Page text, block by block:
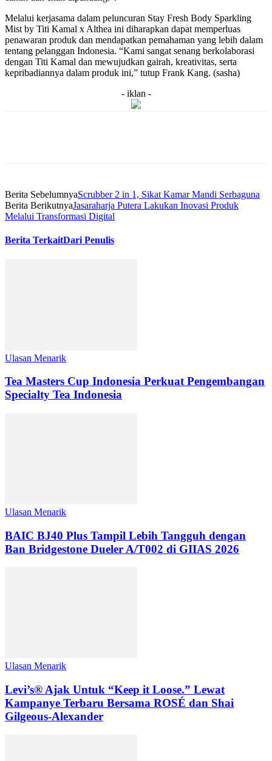
Melalui kerjasama dalam peluncuran Stay Fresh Body Sparkling
Mist by Titi Kamal x Althea ini diharapkan dapat memperluas
penawaran produk dan mendapatkan pemahaman yang lebih dalam
tentang pelanggan Indonesia. “Kami sangat senang berkolaborasi
dengan Titi Kamal dan mewujudkan gairah, kreativitas, serta
kepribadiannya dalam produk ini,” tutup Frank Kang. (sasha)
- iklan -
Berita SebelumnyaScrubber 2 in 1, Sikat Kamar Mandi Serbaguna
Berita BerikutnyaJasaraharja Putera Lakukan Inovasi Produk
Melalui Transformasi Digital
Berita TerkaitDari Penulis
Ulasan Menarik
Tea Masters Cup Indonesia Perkuat Pengembangan
Specialty Tea Indonesia
Ulasan Menarik
BAIC BJ40 Plus Tampil Lebih Tangguh dengan
Ban Bridgestone Dueler A/T002 di GIIAS 2026
Ulasan Menarik
Levi’s® Ajak Untuk “Keep it Loose.” Lewat
Kampanye Terbaru Bersama ROSÉ dan Shai
Gilgeous-Alexander